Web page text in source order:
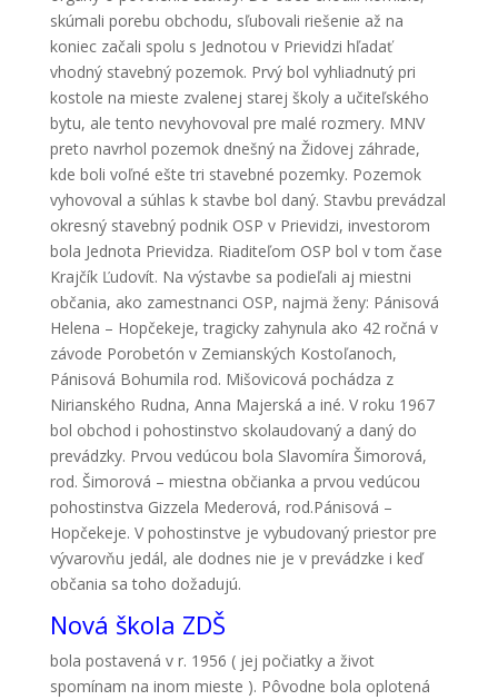
skúmali porebu obchodu, sľubovali riešenie až na
koniec začali spolu s Jednotou v Prievidzi hľadať
vhodný stavebný pozemok. Prvý bol vyhliadnutý pri
kostole na mieste zvalenej starej školy a učiteľského
bytu, ale tento nevyhovoval pre malé rozmery. MNV
preto navrhol pozemok dnešný na Židovej záhrade,
kde boli voľné ešte tri stavebné pozemky. Pozemok
vyhovoval a súhlas k stavbe bol daný. Stavbu prevádzal
okresný stavebný podnik OSP v Prievidzi, investorom
bola Jednota Prievidza. Riaditeľom OSP bol v tom čase
Krajčík Ľudovít. Na výstavbe sa podieľali aj miestni
občania, ako zamestnanci OSP, najmä ženy: Pánisová
Helena – Hopčekeje, tragicky zahynula ako 42 ročná v
závode Porobetón v Zemianských Kostoľanoch,
Pánisová Bohumila rod. Mišovicová pochádza z
Nirianského Rudna, Anna Majerská a iné. V roku 1967
bol obchod i pohostinstvo skolaudovaný a daný do
prevádzky. Prvou vedúcou bola Slavomíra Šimorová,
rod. Šimorová – miestna občianka a prvou vedúcou
pohostinstva Gizzela Mederová, rod.Pánisová –
Hopčekeje. V pohostinstve je vybudovaný priestor pre
vývarovňu jedál, ale dodnes nie je v prevádzke i keď
občania sa toho dožadujú.
Nová škola ZDŠ
bola postavená v r. 1956 ( jej počiatky a život
spomínam na inom mieste ). Pôvodne bola oplotená